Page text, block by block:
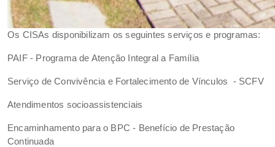
Os CISAs disponibilizam os seguintes serviços e programas:
PAIF - Programa de Atenção Integral a Família
Serviço de Convivência e Fortalecimento de Vínculos - SCFV
Atendimentos socioassistenciais
Encaminhamento para o BPC - Benefício de Prestação
Continuada